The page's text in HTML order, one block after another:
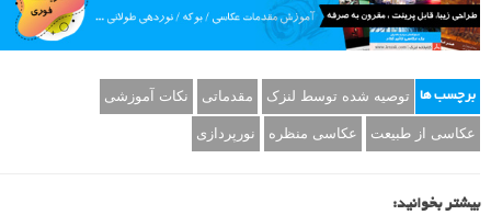
برچسب ها توصیه شده توسط لنزک مقدماتی نکات آموزشی
عکاسی از طبیعت عکاسی منظره نورپردازی
بیشتر بخوانید: